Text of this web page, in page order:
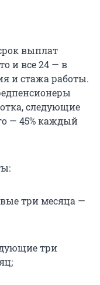
выплат
и все 24 — в
и стажа работы.
следующие
— 45% каждый
три месяца —
три